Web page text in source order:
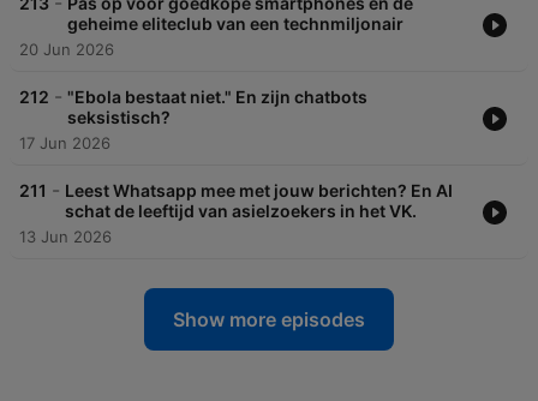
geheime eliteclub van een technmiljonair
20 Jun 2026
212 - "Ebola bestaat niet." En zijn chatbots
seksistisch?
17 Jun 2026
211 - Leest Whatsapp mee met jouw berichten? En AI
schat de leeftijd van asielzoekers in het VK.
13 Jun 2026
Show more episodes